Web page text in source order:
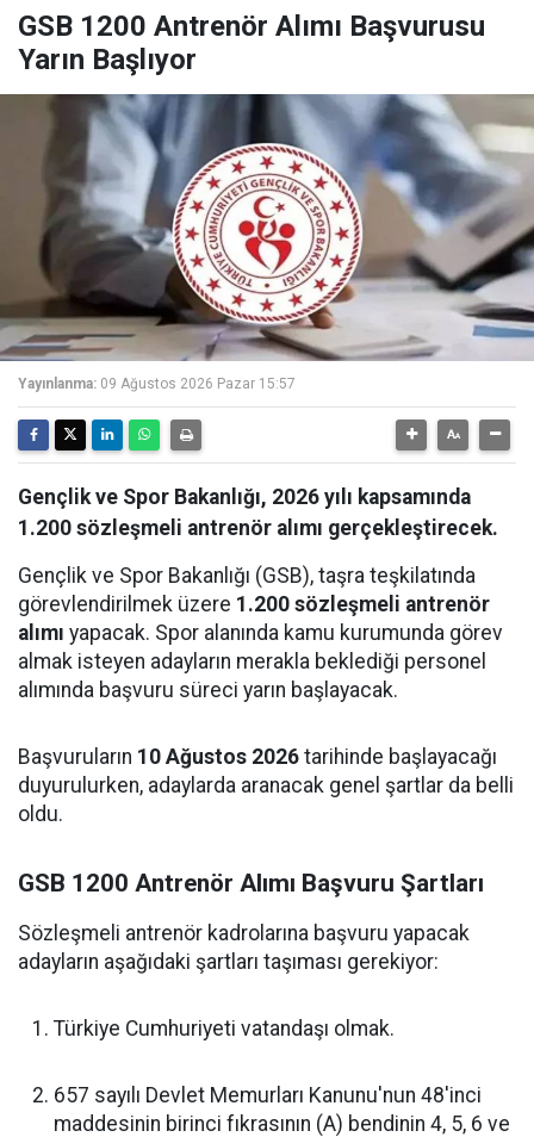
GSB 1200 Antrenör Alımı Başvurusu
Yarın Başlıyor
Yayınlanma: 09 Ağustos 2026 Pazar 15:57
Gençlik ve Spor Bakanlığı, 2026 yılı kapsamında
1.200 sözleşmeli antrenör alımı gerçekleştirecek.
Gençlik ve Spor Bakanlığı (GSB), taşra teşkilatında
görevlendirilmek üzere 1.200 sözleşmeli antrenör
alımı yapacak. Spor alanında kamu kurumunda görev
almak isteyen adayların merakla beklediği personel
alımında başvuru süreci yarın başlayacak.
Başvuruların 10 Ağustos 2026 tarihinde başlayacağı
duyurulurken, adaylarda aranacak genel şartlar da belli
oldu.
GSB 1200 Antrenör Alımı Başvuru Şartları
Sözleşmeli antrenör kadrolarına başvuru yapacak
adayların aşağıdaki şartları taşıması gerekiyor:
Türkiye Cumhuriyeti vatandaşı olmak.
657 sayılı Devlet Memurları Kanunu'nun 48'inci
maddesinin birinci fıkrasının (A) bendinin 4, 5, 6 ve